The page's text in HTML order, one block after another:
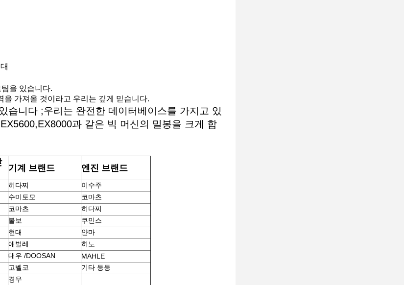
을 있습니다.
가져올 것이라고 우리는 깊게 믿습니다.
습니다 ;우리는 완전한 데이터베이스를 가지고 있
과 같은 빅 머신의 밀봉을 크게 합
기계 브랜드 엔진 브랜드
히다찌
이수주
수미토모
코마츠
코마츠
히다찌
볼보
쿠민스
현대
얀마
애벌레
히노
대우 /DOOSAN
MAHLE
고벨코
기타 등등
경우